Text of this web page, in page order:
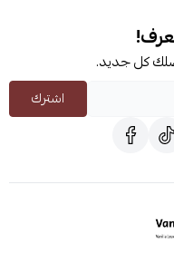
كل جديد.
اشترك